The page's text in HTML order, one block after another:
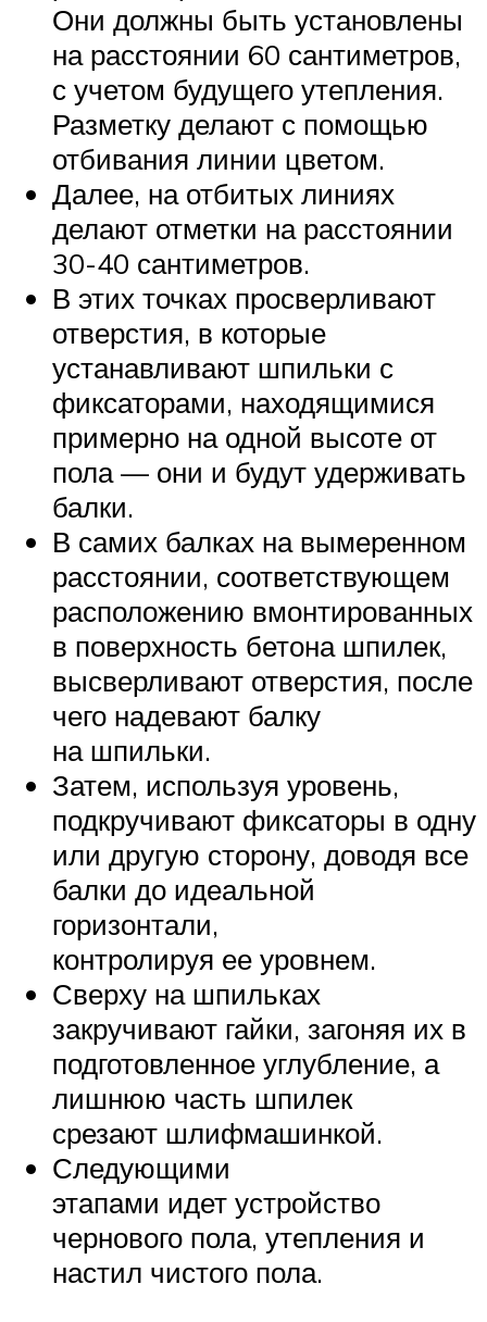
Они должны быть установлены
на расстоянии 60 сантиметров,
с учетом будущего утепления.
Разметку делают с помощью
отбивания линии цветом.
Далее, на отбитых линиях
делают отметки на расстоянии
30-40 сантиметров.
В этих точках просверливают
отверстия, в которые
устанавливают шпильки с
фиксаторами, находящимися
примерно на одной высоте от
пола — они и будут удерживать
балки.
В самих балках на вымеренном
расстоянии, соответствующем
расположению вмонтированных
в поверхность бетона шпилек,
высверливают отверстия, после
чего надевают балку
на шпильки.
Затем, используя уровень,
подкручивают фиксаторы в одну
или другую сторону, доводя все
балки до идеальной
горизонтали,
контролируя ее уровнем.
Сверху на шпильках
закручивают гайки, загоняя их в
подготовленное углубление, а
лишнюю часть шпилек
срезают шлифмашинкой.
Следующими
этапами идет устройство
чернового пола, утепления и
настил чистого пола.